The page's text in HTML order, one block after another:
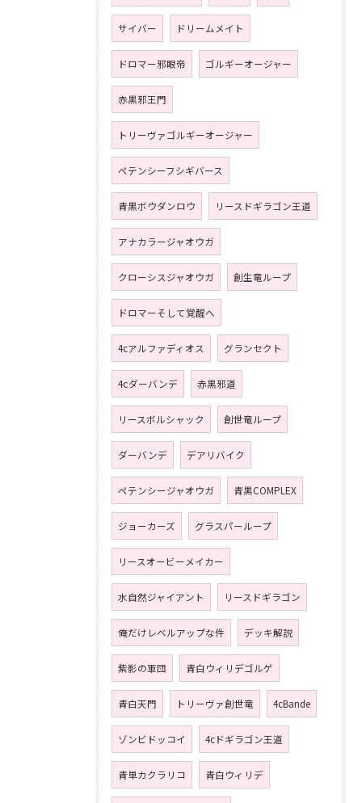
サイバー ドリームメイト
ドロマー邪眼帝 ゴルギーオージャー
赤黒邪王門
トリーヴァゴルギーオージャー
ペテンシーフシギバース
青黒ボウダンロウ リースドギラゴン王道
アナカラージャオウガ
クローシスジャオウガ 創生竜ループ
ドロマーそして覚醒へ
4cアルファディオス グランセクト
4ⅽダーバンデ 赤黒邪道
リースボルシャック 創世竜ループ
ダーバンデ デアリバイク
ペテンシージャオウガ 青黒COMPLEX
ジョーカーズ グラスパーループ
リースオービーメイカー
水自然ジャイアント リースドギラゴン
俺だけレベルアップな件 デッキ解説
紫影の軍団 青白ウィリデゴルゲ
青白天門 トリーヴァ創世竜 4cBande
ゾンビドッコイ 4cドギラゴン王道
青単カクラリコ 青白ウィリデ